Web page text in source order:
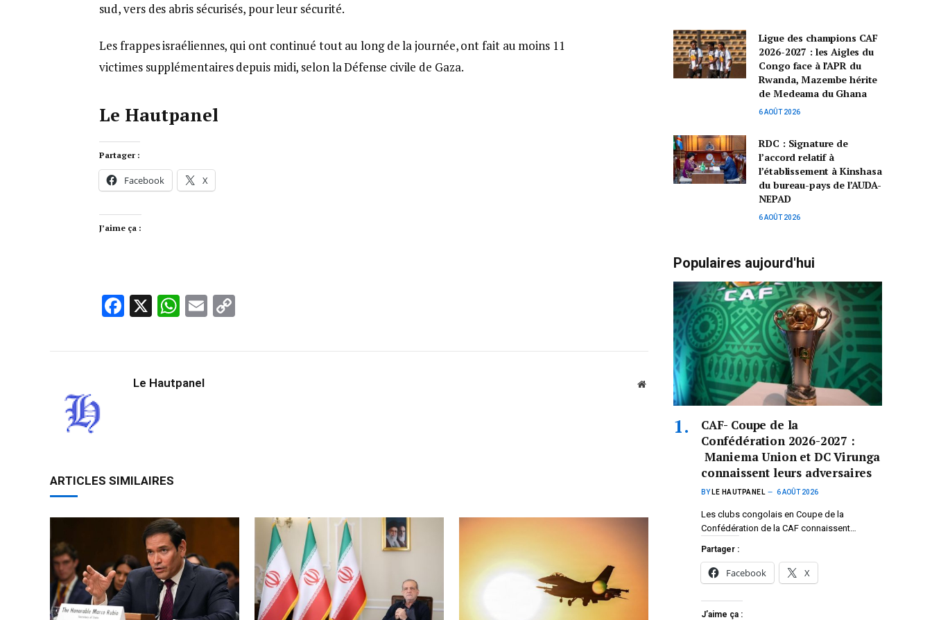
sud, vers des abris sécurisés, pour leur sécurité.
Les frappes israéliennes, qui ont continué tout au long de la journée, ont fait au moins 11
victimes supplémentaires depuis midi, selon la Défense civile de Gaza.
Le Hautpanel
Partager :
Facebook X
J’aime ça :
Facebook
X WhatsApp
Email
Le Hautpanel Website
ARTICLES SIMILAIRES
Ligue des champions CAF
2026-2027 : les Aigles du
Congo face à l’APR du
Rwanda, Mazembe hérite
de Medeama du Ghana
6 AOÛT 2026
RDC : Signature de
l’accord relatif à
l’établissement à Kinshasa
du bureau-pays de l’AUDA-
NEPAD
6 AOÛT 2026
Populaires aujourd'hui
CAF- Coupe de la
Confédération 2026-2027 :
Maniema Union et DC Virunga
connaissent leurs adversaires
BY LE HAUTPANEL 6 AOÛT 2026
Les clubs congolais en Coupe de la
Confédération de la CAF connaissent…
Partager :
Facebook X
J’aime ça :